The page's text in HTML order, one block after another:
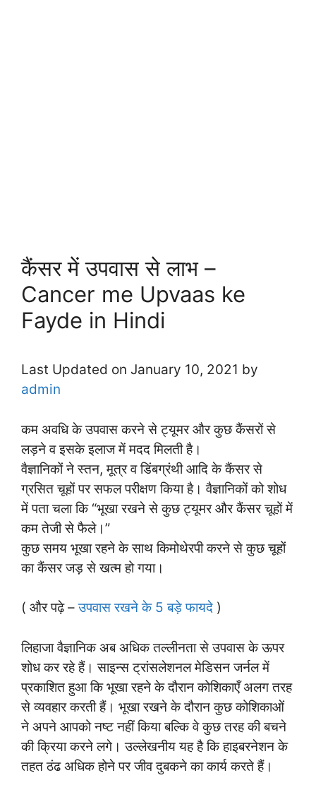
कैंसर में उपवास से लाभ –
Cancer me Upvaas ke
Fayde in Hindi
Last Updated on January 10, 2021 by
admin
कम अवधि के उपवास करने से ट्यूमर और कुछ कैंसरों से
लड़ने व इसके इलाज में मदद मिलती है।
वैज्ञानिकों ने स्तन, मूत्र व डिंबग्रंथी आदि के कैंसर से
ग्रसित चूहों पर सफल परीक्षण किया है। वैज्ञानिकों को शोध
में पता चला कि “भूखा रखने से कुछ ट्यूमर और कैंसर चूहों में
कम तेजी से फैले।”
कुछ समय भूखा रहने के साथ किमोथेरपी करने से कुछ चूहों
का कैंसर जड़ से खत्म हो गया।
( और पढ़े –उपवास रखने के 5 बड़े फायदे )
लिहाजा वैज्ञानिक अब अधिक तल्लीनता से उपवास के ऊपर
शोध कर रहे हैं। साइन्स ट्रांसलेशनल मेडिसन जर्नल में
प्रकाशित हुआ कि भूखा रहने के दौरान कोशिकाएँ अलग तरह
से व्यवहार करती हैं। भूखा रखने के दौरान कुछ कोशिकाओं
ने अपने आपको नष्ट नहीं किया बल्कि वे कुछ तरह की बचने
की क्रिया करने लगे। उल्लेखनीय यह है कि हाइबरनेशन के
तहत ठंढ अधिक होने पर जीव दुबकने का कार्य करते हैं।